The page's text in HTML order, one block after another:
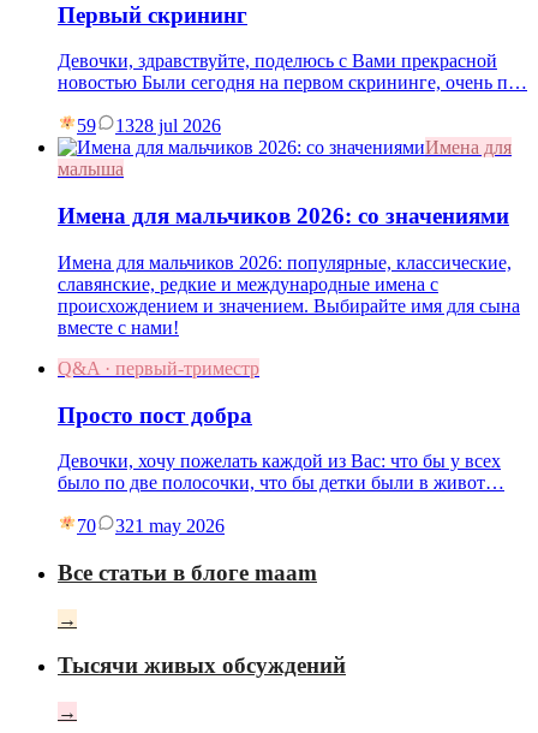
Первый скрининг
Девочки, здравствуйте, поделюсь с Вами прекрасной
новостью Были сегодня на первом скрининге, очень п…
59 1328 jul 2026
Имена для
малыша
Имена для мальчиков 2026: со значениями
Имена для мальчиков 2026: популярные, классические,
славянские, редкие и международные имена с
происхождением и значением. Выбирайте имя для сына
вместе с нами!
Q&A · первый-триместр
Просто пост добра
Девочки, хочу пожелать каждой из Вас: что бы у всех
было по две полосочки, что бы детки были в живот…
70 321 may 2026
Все статьи в блоге maam
→
Тысячи живых обсуждений
→